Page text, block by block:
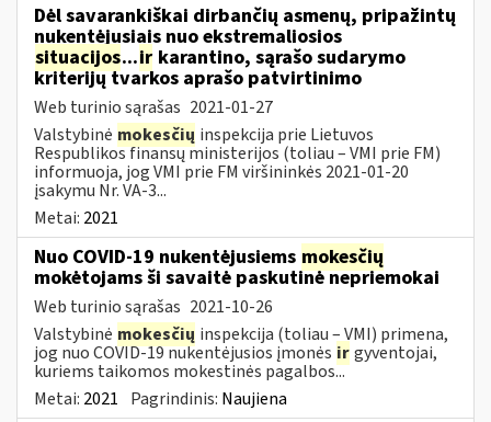
Dėl savarankiškai dirbančių asmenų, pripažintų
nukentėjusiais nuo ekstremaliosios
situacijos...ir karantino, sąrašo sudarymo
kriterijų tvarkos aprašo patvirtinimo
Web turinio sąrašas 2021-01-27
Valstybinė mokesčių inspekcija prie Lietuvos
Respublikos finansų ministerijos (toliau – VMI prie FM)
informuoja, jog VMI prie FM viršininkės 2021-01-20
įsakymu Nr. VA-3...
Metai: 2021
Nuo COVID-19 nukentėjusiems mokesčių
mokėtojams ši savaitė paskutinė nepriemokai
Web turinio sąrašas 2021-10-26
Valstybinė mokesčių inspekcija (toliau – VMI) primena,
jog nuo COVID-19 nukentėjusios įmonės irgyventojai,
kuriems taikomos mokestinės pagalbos...
Metai: 2021 Pagrindinis: Naujiena